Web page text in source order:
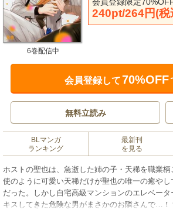
会員登録限定
240pt/264円(税
6巻配信中
会員登録して70%OFF
無料立読み
BLマンガ
ランキング
最新刊
を見る
ホストの聖也は、急逝した姉の子・天稀を職業
使のように可愛い天稀だけが聖也の唯一の癒や
だった。しかし自宅高級マンションのエレベー
キスしてきた危険な男がまさかのお隣さんで…